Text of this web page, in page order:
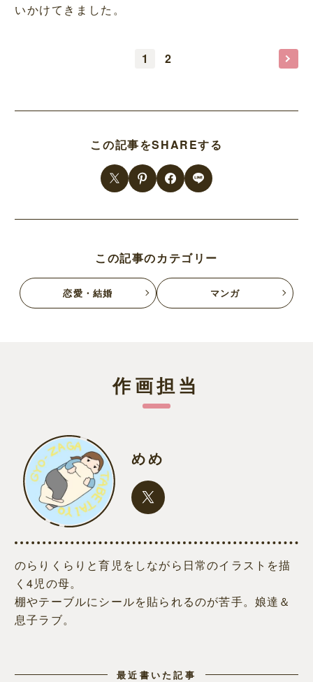
いかけてきました。
1 2
この記事をSHAREする
この記事のカテゴリー
恋愛・結婚 マンガ
作画担当
めめ
のらりくらりと育児をしながら日常のイラストを描
く4児の母。
棚やテーブルにシールを貼られるのが苦手。娘達＆
息子ラブ。
最近書いた記事